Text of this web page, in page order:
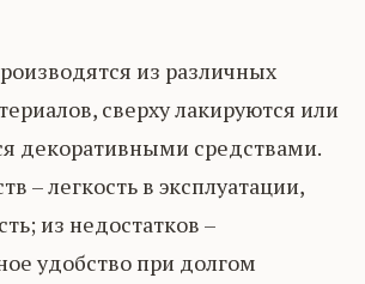
из различных
сверху лакируются или
декоративными средствами.
– легкость в эксплуатации,
из недостатков –
удобство при долгом